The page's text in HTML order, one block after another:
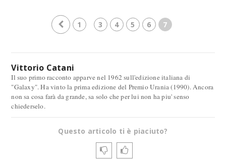
1 3 4 5 6 7
Vittorio Catani
Il suo primo racconto apparve nel 1962 sull'edizione italiana di
"Galaxy". Ha vinto la prima edizione del Premio Urania (1990). Ancora
non sa cosa farà da grande, sa solo che per lui non ha piu' senso
chiederselo.
Questo articolo ti è piaciuto?